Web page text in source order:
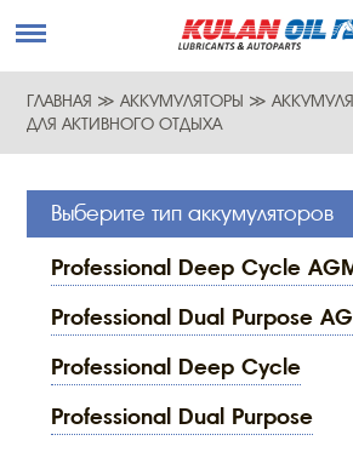
ГЛАВНАЯ ≫ АККУМУЛЯТОРЫ ≫
ДЛЯ АКТИВНОГО ОТДЫХА
Выберите тип аккумуляторов
Professional Deep Cycle
Professional Dual Purpose
Professional Deep Cycle
Professional Dual Purpose